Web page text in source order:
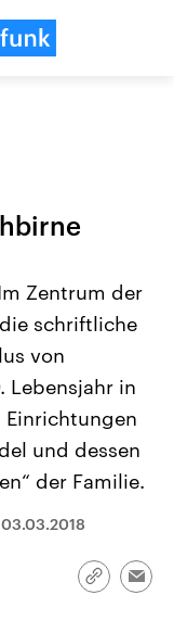
Beiträge,
und
die Vereinigten
großem Einfluss auf
Zentrum der
schriftliche
von
Lebensjahr in
und dessen
der Familie.
03.03.2018
Link